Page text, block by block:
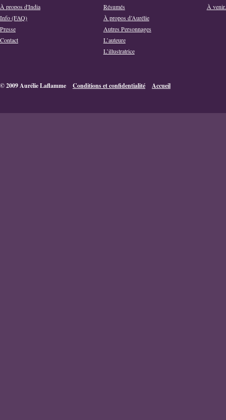
À propos d'India
Info (FAQ)
Presse
Contact
Résumés
À propos d’Aurélie
Autres Personnages
L’auteure
L’illustratrice
À
© 2009 Aurélie Laflamme Conditions et confidentialité Accueil